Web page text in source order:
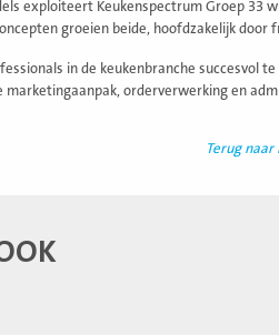
exploiteert Keukenspectrum Groep 33
groeien beide, hoofdzakelijk door
in de keukenbranche succesvol
orderverwerking en
Terug naar